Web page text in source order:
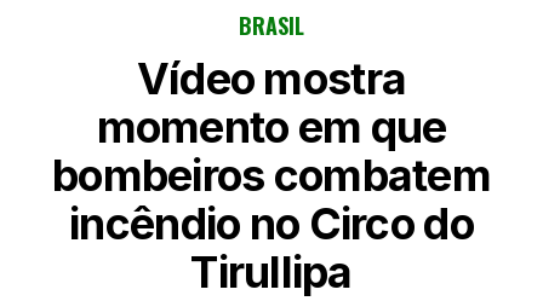
BRASIL
Vídeo mostra
momento em que
bombeiros combatem
incêndio no Circo do
Tirullipa